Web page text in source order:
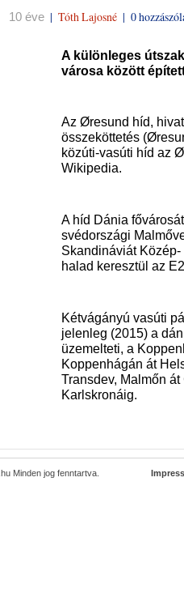
10 éve | Tóth Lajosné | 0
A különleges
városa között
Az Øresund híd,
összeköttetés
közúti-vasúti híd az
Wikipedia.
A híd Dánia
svédországi
Skandináviát
halad keresztül az
Kétvágányú vasúti
jelenleg (2015) a
üzemelteti, a
Koppenhágán át
Transdev, Malmőn
Karlskronáig.
Minden jog fenntartva.